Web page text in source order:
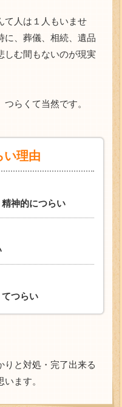
て人は１人もいませ
に、葬儀、相続、遺品
しむ間もないのが現実
らくて当然です。
い理由
神的につらい
つらい
りと対処・完了出来る
ます。